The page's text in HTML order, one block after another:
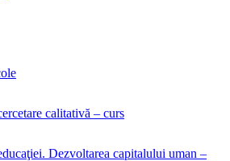
calitativă – curs
Dezvoltarea capitalului uman –